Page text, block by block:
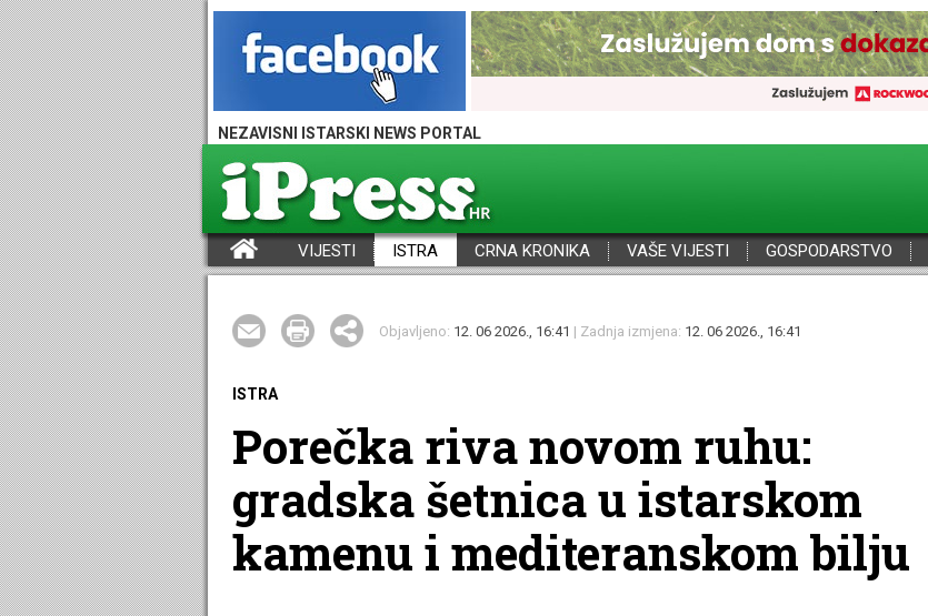
NEZAVISNI ISTARSKI NEWS PORTAL
VIJESTI ISTRA CRNA KRONIKA VAŠE VIJESTI GOSPODARSTVO
Objavljeno: 12. 06 2026., 16:41 | Zadnja izmjena: 12. 06 2026., 16:41
ISTRA
Porečka riva novom ruhu:
gradska šetnica u istarskom
kamenu i mediteranskom bilju